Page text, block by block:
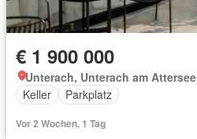
€ 1 900 000
Unterach, Unterach am Attersee
Keller
Parkplatz
Vor 2 Wochen, 1 Tag